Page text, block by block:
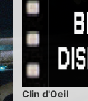
Clin d'Oeil